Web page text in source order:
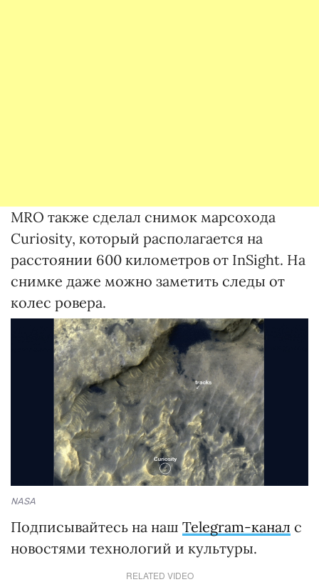
MRO также сделал снимок марсохода
Curiosity, который располагается на
расстоянии 600 километров от InSight. На
снимке даже можно заметить следы от
колес ровера.
NASA
Подписывайтесь на наш Telegram-канал с
новостями технологий и культуры.
RELATED VIDEO